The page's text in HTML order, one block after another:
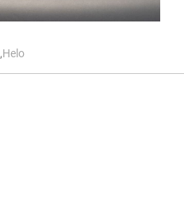
,Helo